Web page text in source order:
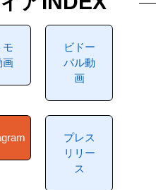
モ
画
ビドー
パル動
画
プレス
リリー
ス